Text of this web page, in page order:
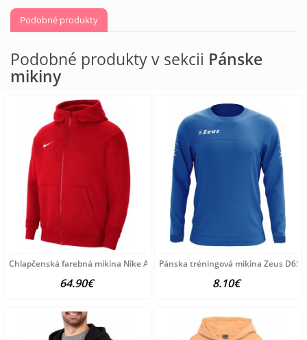
Podobné produkty
Podobné produkty v sekcii Pánske
mikiny
Chlapčenská farebná mikina Nike A3971
64.90€
Pánska tréningová mikina Zeus
8.10€